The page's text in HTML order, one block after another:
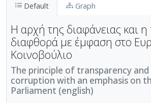
Default Graph
Η αρχή της διαφάνειας και η
διαφθορά με έμφαση στο
Κοινοβούλιο
The principle of transparency
corruption with an emphasis on
Parliament (english)